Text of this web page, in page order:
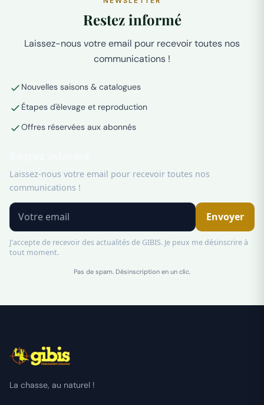
Restez informé
Laissez-nous votre email pour recevoir toutes nos
communications !
Nouvelles saisons & catalogues
Étapes d'élevage et reproduction
Offres réservées aux abonnés
Laissez-nous votre email pour recevoir toutes nos
communications !
Envoyer
J'accepte de recevoir des actualités de GIBIS. Je peux me désinscrire à
tout moment.
Pas de spam. Désinscription en un clic.
La chasse, au naturel !